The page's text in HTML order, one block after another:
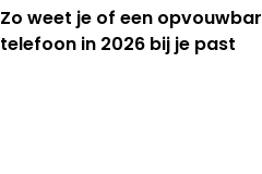
Zo weet je of een
telefoon in 2026 bij je past